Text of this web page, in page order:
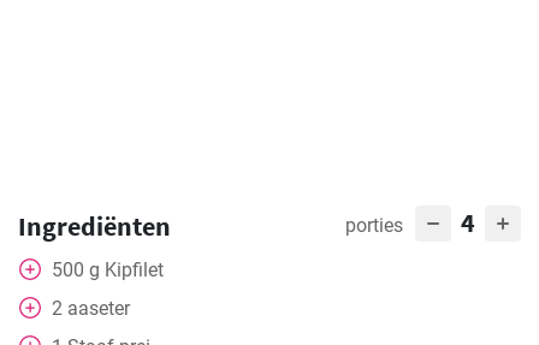
Ingrediënten porties 4
500 g Kipfilet
2 aaseter